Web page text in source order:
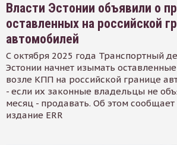
Власти Эстонии объявили о
оставленных на российской
автомобилей
С октября 2025 года Транспортный
Эстонии начнет изымать
возле КПП на российской границе
- если их законные владельцы не
месяц - продавать. Об этом сообщает
издание ERR